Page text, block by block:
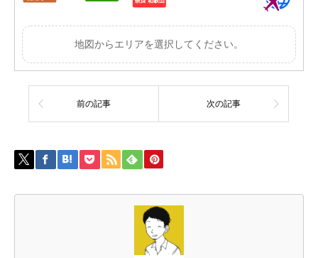
地図からエリアを選択してください。
前の記事 次の記事